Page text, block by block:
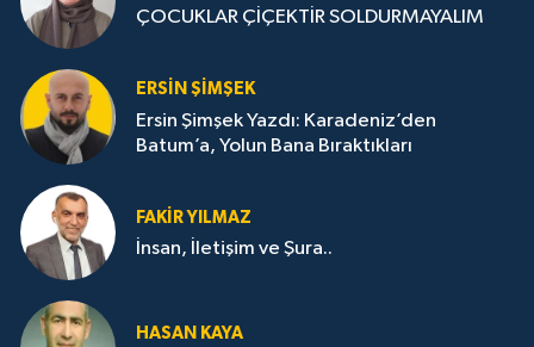
ÇOCUKLAR ÇİÇEKTİR SOLDURMAYALIM
ERSIN ŞIMŞEK
Ersin Şimşek Yazdı: Karadeniz’den
Batum’a, Yolun Bana Bıraktıkları
FAKIR YILMAZ
İnsan, İletişim ve Şura..
HASAN KAYA